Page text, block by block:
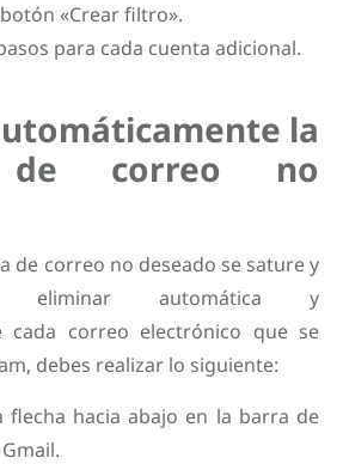
«Crear filtro».
para cada cuenta adicional.
la
de correo no
de correo no deseado se sature y
eliminar automática y
cada correo electrónico que se
debes realizar lo siguiente:
flecha hacia abajo en la barra de